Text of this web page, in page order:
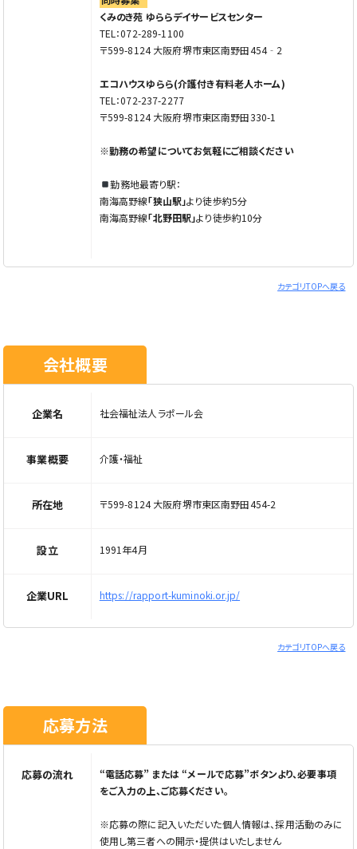
くみのき苑 ゆららデイサービスセンター
TEL：072-289-1100
〒599-8124 大阪府堺市東区南野田454‐2
エコハウスゆらら(介護付き有料老人ホーム)
TEL：072-237-2277
〒599-8124 大阪府堺市東区南野田330-1
※勤務の希望についてお気軽にご相談ください
勤務地最寄り駅：
南海高野線「狭山駅」より徒歩約5分
南海高野線「北野田駅」より徒歩約10分
カテゴリTOPへ戻る
会社概要
企業名 社会福祉法人ラポール会
事業概要 介護・福祉
所在地 〒599-8124 大阪府堺市東区南野田454-2
設立 1991年4月
企業URL https://rapport-kuminoki.or.jp/
カテゴリTOPへ戻る
応募方法
応募の流れ
“電話応募” または “メールで応募”ボタンより、必要事項
をご入力の上、ご応募ください。
※応募の際に記入いただいた個人情報は、採用活動のみに
使用し第三者への開示・提供はいたしません